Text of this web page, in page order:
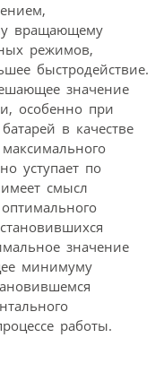
вращающему
режимов,
быстродействие.
значение
особенно при
в качестве
уступает по
смысл
значение
минимуму
работы.